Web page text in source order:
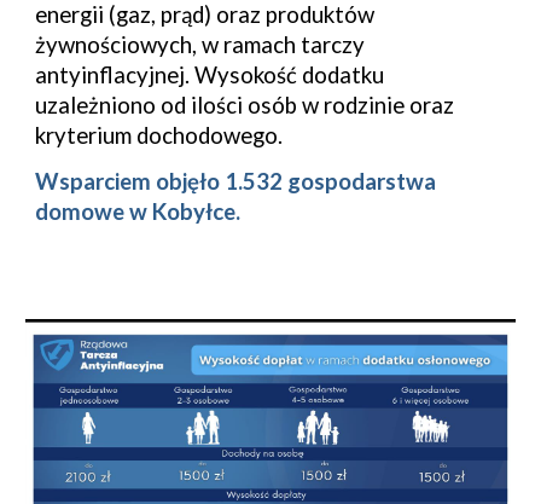
energii (gaz, prąd) oraz produktów
żywnościowych, w ramach tarczy
antyinflacyjnej. Wysokość dodatku
uzależniono od ilości osób w rodzinie oraz
kryterium dochodowego.
Wsparciem objęło 1.532 gospodarstwa
domowe w Kobyłce.